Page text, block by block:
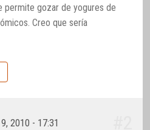
permite gozar de yogures de
Creo que sería
2010 - 17:31